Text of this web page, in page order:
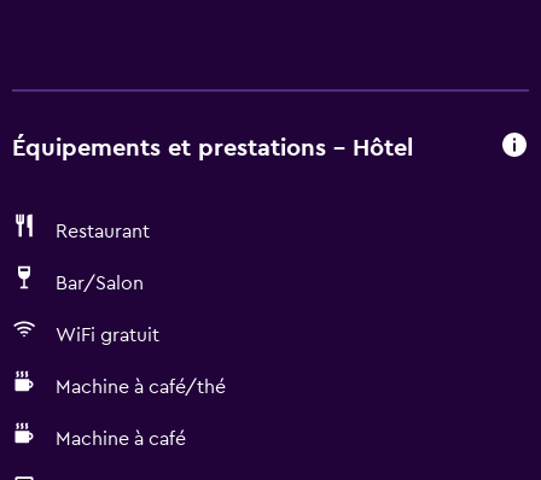
Équipements et prestations - Hôtel
Restaurant
Bar/Salon
WiFi gratuit
Machine à café/thé
Machine à café